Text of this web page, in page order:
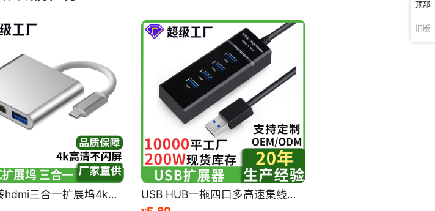
1.60 235.200
803.556
10.30 775.075
顶部
旧版